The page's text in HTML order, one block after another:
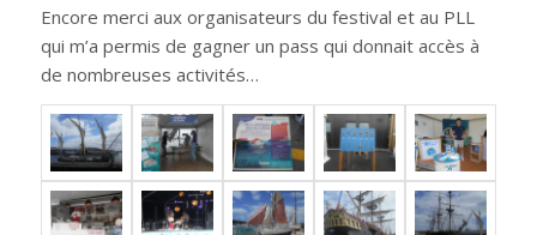
Encore merci aux organisateurs du festival et au PLL
qui m’a permis de gagner un pass qui donnait accès à
de nombreuses activités…